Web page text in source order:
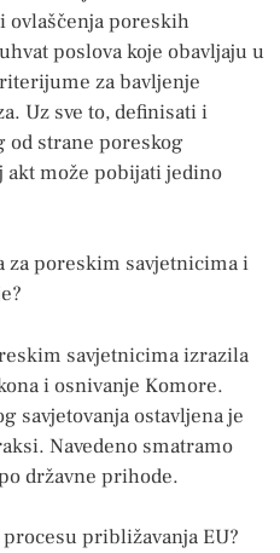
ovlaščenja poreskih
poslova koje obavljaju u
za bavljenje
Uz sve to, definisati i
od strane poreskog
akt može pobijati jedino
za poreskim savjetnicima i
savjetnicima izrazila
i osnivanje Komore.
savjetovanja ostavljena je
Navedeno smatramo
državne prihode.
približavanja EU?